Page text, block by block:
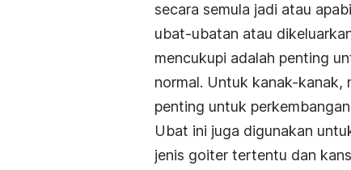
secara semula jadi atau
ubat-ubatan atau
mencukupi adalah penting
normal. Untuk kanak-kanak,
penting untuk
Ubat ini juga digunakan
jenis goiter tertentu dan